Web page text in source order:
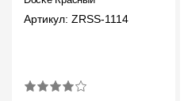
Артикул: ZRSS-1114